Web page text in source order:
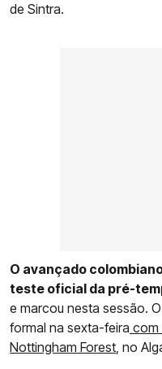
de Sintra.
O avançado
teste oficial da pré-
e marcou nesta sessão.
formal na sexta-feira com
Nottingham Forest, no